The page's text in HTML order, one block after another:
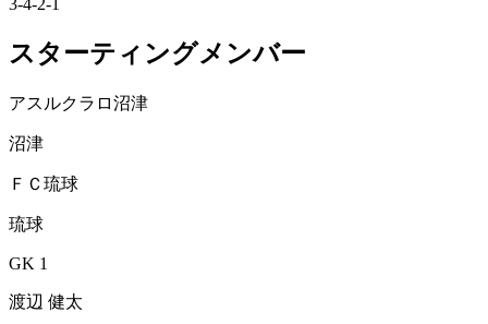
3-4-2-1
スターティングメンバー
アスルクラロ沼津
沼津
ＦＣ琉球
琉球
GK 1
渡辺 健太